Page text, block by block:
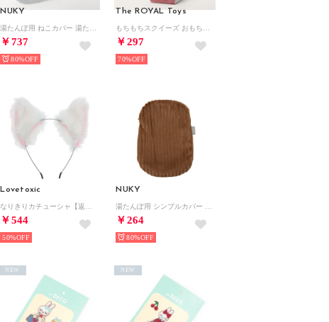
NUKY
￥737
80%
The ROYAL Toys
￥297
70%
Lovetoxic
￥544
50%
NUKY
￥264
80%
NEW NEW